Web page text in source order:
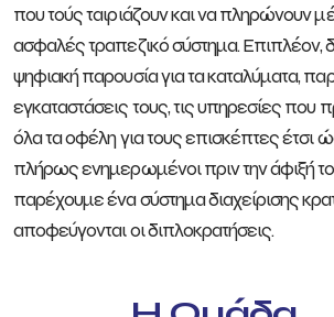
που τούς ταιριάζουν και να πληρώνουν
ασφαλές τραπεζικό σύστημα. Επιπλέον,
ψηφιακή παρουσία για τα καταλύματα,
εγκαταστάσεις τους, τις υπηρεσίες που
όλα τα οφέλη για τους επισκέπτες έτσι
πλήρως ενημερωμένοι πριν την άφιξή
παρέχουμε ένα σύστημα διαχείρισης
αποφεύγονται οι διπλοκρατήσεις.